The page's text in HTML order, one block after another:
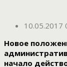
10.05.2017
Новое
начало